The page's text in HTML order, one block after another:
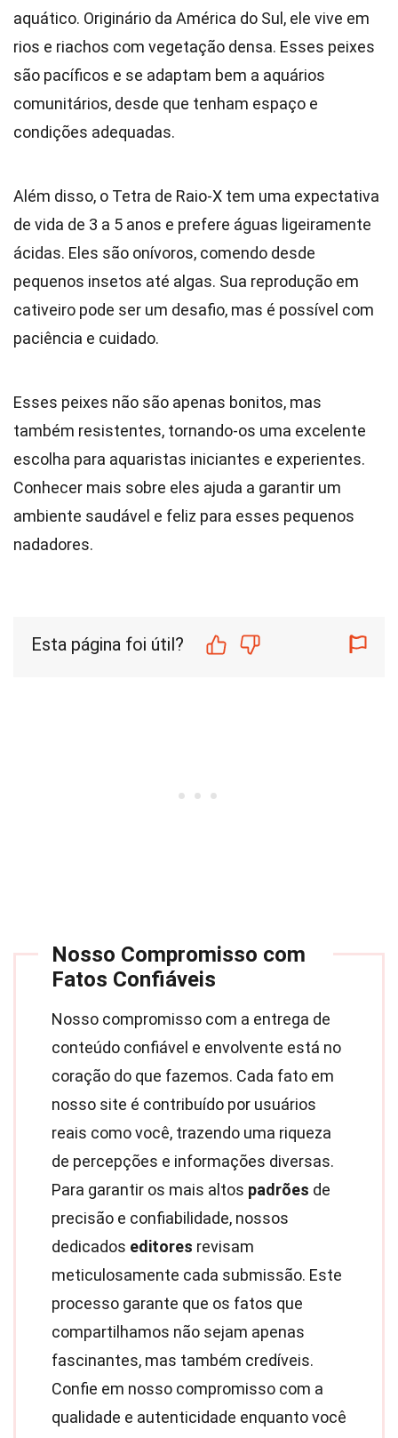
aquático. Originário da América do Sul, ele vive em
rios e riachos com vegetação densa. Esses peixes
são pacíficos e se adaptam bem a aquários
comunitários, desde que tenham espaço e
condições adequadas.
Além disso, o Tetra de Raio-X tem uma expectativa
de vida de 3 a 5 anos e prefere águas ligeiramente
ácidas. Eles são onívoros, comendo desde
pequenos insetos até algas. Sua reprodução em
cativeiro pode ser um desafio, mas é possível com
paciência e cuidado.
Esses peixes não são apenas bonitos, mas
também resistentes, tornando-os uma excelente
escolha para aquaristas iniciantes e experientes.
Conhecer mais sobre eles ajuda a garantir um
ambiente saudável e feliz para esses pequenos
nadadores.
Esta página foi útil?
Nosso Compromisso com
Fatos Confiáveis
Nosso compromisso com a entrega de
conteúdo confiável e envolvente está no
coração do que fazemos. Cada fato em
nosso site é contribuído por usuários
reais como você, trazendo uma riqueza
de percepções e informações diversas.
Para garantir os mais altos padrões de
precisão e confiabilidade, nossos
dedicados editores revisam
meticulosamente cada submissão. Este
processo garante que os fatos que
compartilhamos não sejam apenas
fascinantes, mas também credíveis.
Confie em nosso compromisso com a
qualidade e autenticidade enquanto você